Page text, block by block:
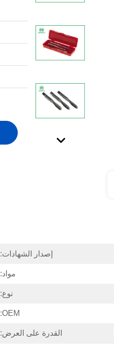
إصدار الشهادات:
مواد:
نوع:
OEM:
القدرة على العرض: